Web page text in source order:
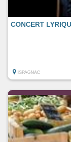
CONCERT
ISPAGNAC